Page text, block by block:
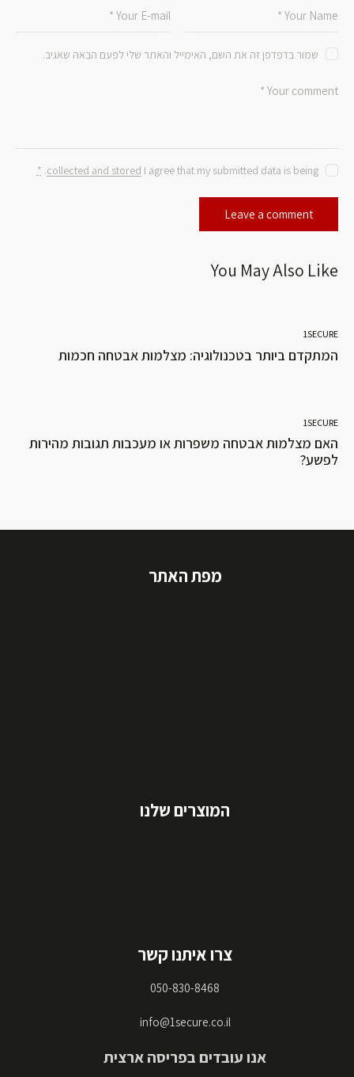
שמור בדפדפן זה את השם, האימייל והאתר שלי לפעם הבאה שאגיב.
I agree that my submitted data is being
collected and stored
.
*
You May Also Like
1SECURE
המתקדם ביותר בטכנולוגיה: מצלמות אבטחה חכמות
1SECURE
האם מצלמות אבטחה משפרות או מעכבות תגובות מהירות
לפשע?
מפת האתר
המוצרים שלנו
צרו איתנו קשר
050-830-8468
info@1secure.co.il
אנו עובדים בפריסה ארצית